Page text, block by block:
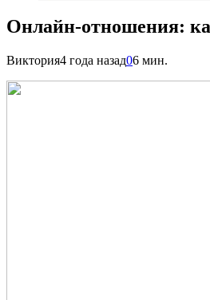
Онлайн-отношения:
Виктория4 года назад06 мин.